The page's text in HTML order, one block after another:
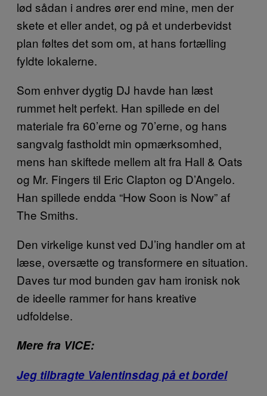
lød sådan i andres ører end mine, men der
skete et eller andet, og på et underbevidst
plan føltes det som om, at hans fortælling
fyldte lokalerne.
Som enhver dygtig DJ havde han læst
rummet helt perfekt. Han spillede en del
materiale fra 60’erne og 70’erne, og hans
sangvalg fastholdt min opmærksomhed,
mens han skiftede mellem alt fra Hall & Oats
og Mr. Fingers til Eric Clapton og D’Angelo.
Han spillede endda “How Soon is Now” af
The Smiths.
Den virkelige kunst ved DJ’ing handler om at
læse, oversætte og transformere en situation.
Daves tur mod bunden gav ham ironisk nok
de ideelle rammer for hans kreative
udfoldelse.
Mere fra VICE:
Jeg tilbragte Valentinsdag på et bordel